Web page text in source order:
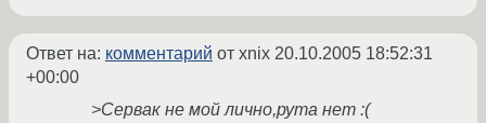
Ответ на: комментарий от xnix 20.10.2005 18:52:31
+00:00
>Сервак не мой лично,рута нет :(